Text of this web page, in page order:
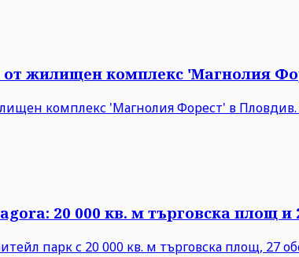
жилищен комплекс 'Магнолия
комплекс 'Магнолия Форест' в
20 000 кв. м търговска площ и
парк с 20 000 кв. м търговска площ,